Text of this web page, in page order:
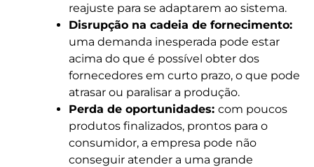
reajuste para se adaptarem ao sistema.
Disrupção na cadeia de fornecimento:
uma demanda inesperada pode estar
acima do que é possível obter dos
fornecedores em curto prazo, o que pode
atrasar ou paralisar a produção.
Perda de oportunidades: com poucos
produtos finalizados, prontos para o
consumidor, a empresa pode não
conseguir atender a uma grande